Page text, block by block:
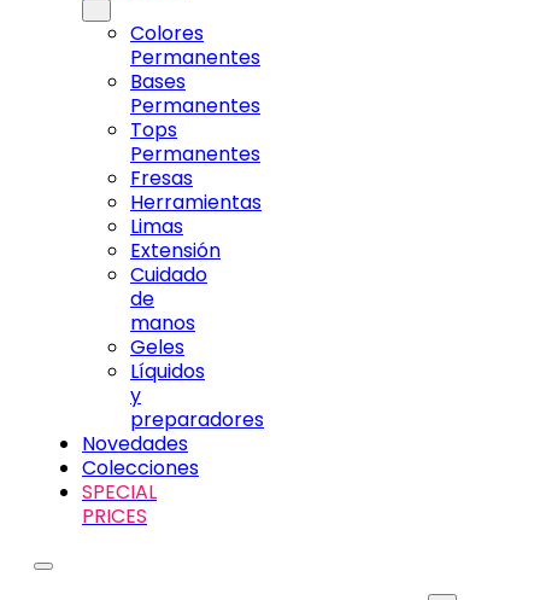
Colores
Permanentes
Bases
Permanentes
Tops
Permanentes
Fresas
Herramientas
Limas
Extensión
Cuidado
de
manos
Geles
Líquidos
y
preparadores
Novedades
Colecciones
SPECIAL
PRICES